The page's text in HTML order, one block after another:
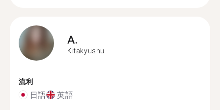
A.
Kitakyushu
流利
日語 英語